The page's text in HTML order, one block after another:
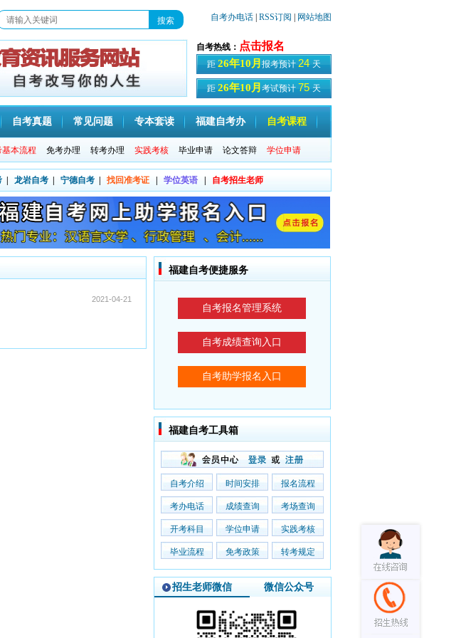
自考办电话 RSS订阅 网站地图
自考热线： 点击报名
距 26年10月 报考预计 24 天
距 26年10月 考试预计 75 天
自考真题 常见问题 专本套读 福建自考办 自考课程
基本流程 免考办理 转考办理 实践考核 毕业申请 论文答辩 学位申请
龙岩自考 宁德自考 找回准考证 学位英语 自考招生老师
2021-04-21
福建自考便捷服务
福建自考工具箱
自考介绍 时间安排 报名流程
考办电话 成绩查询 考场查询
开考科目 学位申请 实践考核
毕业流程 免考政策 转考规定
招生老师微信 微信公众号